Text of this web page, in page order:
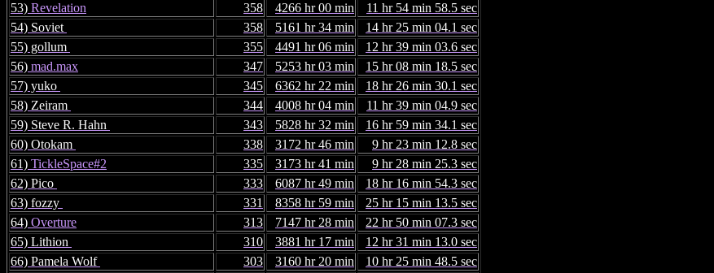
53) Revelation 358 4266 hr 00 min
11 hr 54 min 58.5 sec
54) Soviet
358 5161 hr 34 min
14 hr 25 min 04.1 sec
55) gollum
355 4491 hr 06 min
12 hr 39 min 03.6 sec
56) mad.max 347 5253 hr 03 min
15 hr 08 min 18.5 sec
57) yuko
345 6362 hr 22 min
18 hr 26 min 30.1 sec
58) Zeiram
344 4008 hr 04 min
11 hr 39 min 04.9 sec
59) Steve R. Hahn
343 5828 hr 32 min
16 hr 59 min 34.1 sec
60) Otokam
338 3172 hr 46 min
9 hr 23 min 12.8 sec
61) TickleSpace#2 335 3173 hr 41 min
9 hr 28 min 25.3 sec
62) Pico
333 6087 hr 49 min
18 hr 16 min 54.3 sec
63) fozzy
331 8358 hr 59 min
25 hr 15 min 13.5 sec
64) Overture 313 7147 hr 28 min
22 hr 50 min 07.3 sec
65) Lithion
310 3881 hr 17 min
12 hr 31 min 13.0 sec
66) Pamela Wolf
303 3160 hr 20 min
10 hr 25 min 48.5 sec